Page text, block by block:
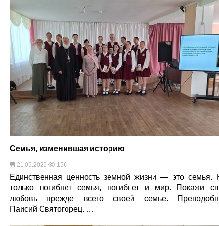
Семья, изменившая историю
21.05.2026 156
Единственная ценность земной жизни — это семья.
только погибнет семья, погибнет и мир. Покажи
любовь прежде всего своей семье.
Паисий Святогорец. …